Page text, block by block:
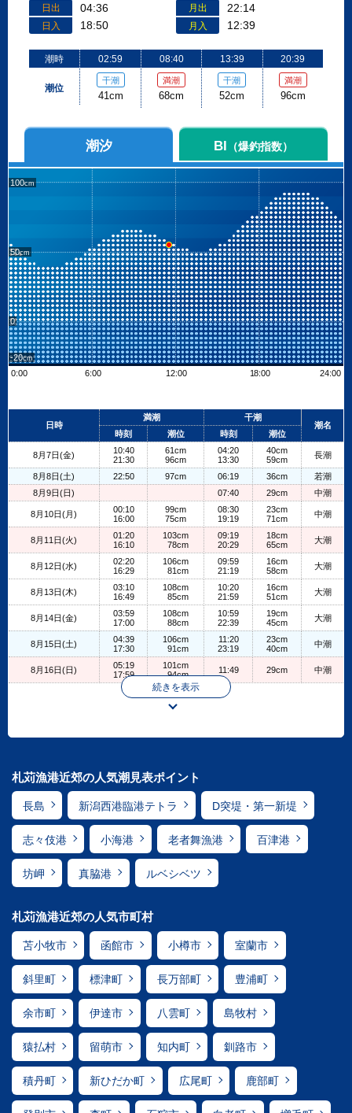
日出 04:36
日入 18:50
月出 22:14
月入 12:39
潮時
潮位
02:59
干潮
41cm
08:40
満潮
68cm
13:39
干潮
52cm
20:39
満潮
96cm
潮汐 BI （爆釣指数）
100
50
0
-20
0:00
6:00 12:00 18:00 24:00
+
日時
満潮
干潮
潮名
時刻
潮位 時刻 潮位
8月7日(金)
10:40
21:30
61cm
96cm
04:20
13:30
40cm
59cm
長潮
8月8日(土) 22:50 97cm 06:19 36cm
若潮
8月9日(日)
07:40 29cm 中潮
8月10日(月)
00:10
16:00
99cm
75cm
08:30
19:19
23cm
71cm
中潮
8月11日(火)
01:20
16:10
103cm
78cm
09:19
20:29
18cm
65cm
大潮
8月12日(水)
02:20
16:29
106cm
81cm
09:59
21:19
16cm
58cm
大潮
8月13日(木)
03:10
16:49
108cm
85cm
10:20
21:59
16cm
51cm
大潮
8月14日(金)
03:59
17:00
108cm
88cm
10:59
22:39
19cm
45cm
大潮
8月15日(土)
04:39
17:30
106cm
91cm
11:20
23:19
23cm
40cm
中潮
8月16日(日)
05:19
17:59
101cm
94cm
11:49 29cm 中潮
続きを表示
札苅漁港近郊の人気潮見表ポイント
長島 新潟西港臨港テトラ D突堤・第一新堤
志々伎港 小海港 老者舞漁港 百津港
坊岬 真脇港 ルベシベツ
札苅漁港近郊の人気市町村
苫小牧市 函館市 小樽市 室蘭市
斜里町 標津町 長万部町 豊浦町
余市町 伊達市 八雲町 島牧村
猿払村 留萌市 知内町 釧路市
積丹町 新ひだか町 広尾町 鹿部町